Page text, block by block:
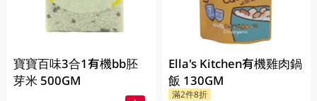
寶寶百味3合1有機bb胚
芽米 500GM
Ella's Kitchen有機雞肉鍋
飯 130GM
滿2件8折